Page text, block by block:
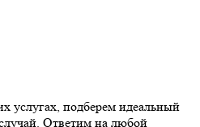
услугах, подберем идеальный
Ответим на любой